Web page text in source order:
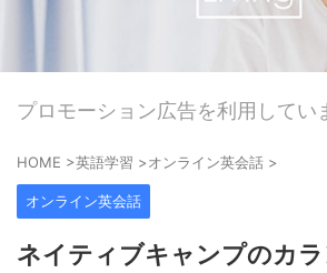
プロモーション広告を利用してい
HOME >英語学習 >オンライン英会話 >
オンライン英会話
ネイティブキャンプのカ